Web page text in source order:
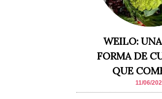
WEILO:
FORMA DE
QUE
11/06/